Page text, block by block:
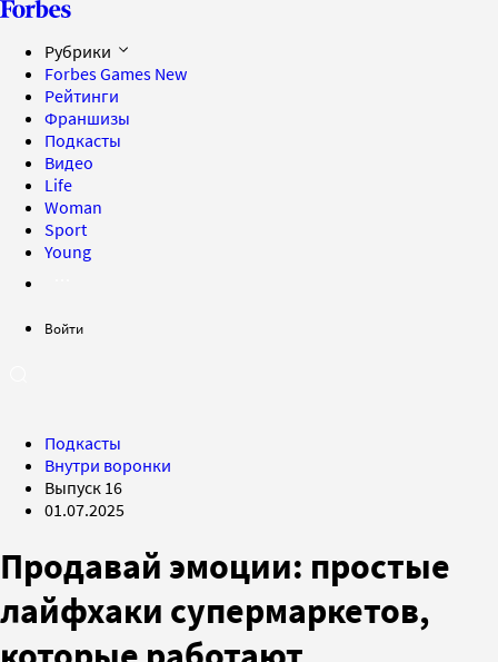
Рубрики
Forbes Games New
Рейтинги
Франшизы
Подкасты
Видео
Life
Woman
Sport
Young
Войти
Подкасты
Внутри воронки
Выпуск 16
01.07.2025
Продавай эмоции: простые
лайфхаки супермаркетов,